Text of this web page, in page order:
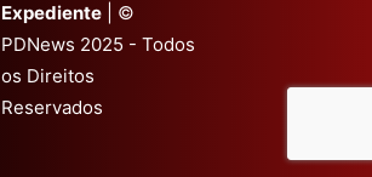
Expediente | ©
PDNews 2025 - Todos
os Direitos
Reservados